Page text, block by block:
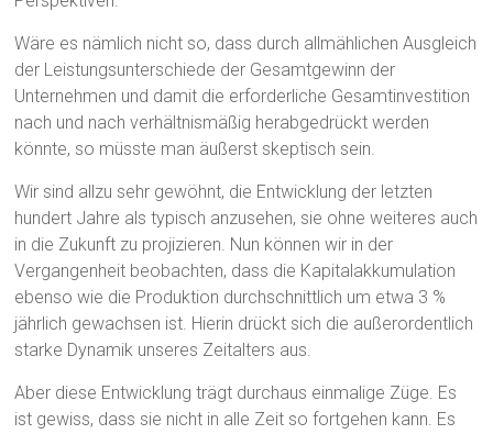
Wäre es nämlich nicht so, dass durch allmählichen Ausgleich
der Leistungsunterschiede der Gesamtgewinn der
Unternehmen und damit die erforderliche Gesamtinvestition
nach und nach verhältnismäßig herabgedrückt werden
könnte, so müsste man äußerst skeptisch sein.
Wir sind allzu sehr gewöhnt, die Entwicklung der letzten
hundert Jahre als typisch anzusehen, sie ohne weiteres auch
in die Zukunft zu projizieren. Nun können wir in der
Vergangenheit beobachten, dass die Kapitalakkumulation
ebenso wie die Produktion durchschnittlich um etwa 3 %
jährlich gewachsen ist. Hierin drückt sich die außerordentlich
starke Dynamik unseres Zeitalters aus.
Aber diese Entwicklung trägt durchaus einmalige Züge. Es
ist gewiss, dass sie nicht in alle Zeit so fortgehen kann. Es